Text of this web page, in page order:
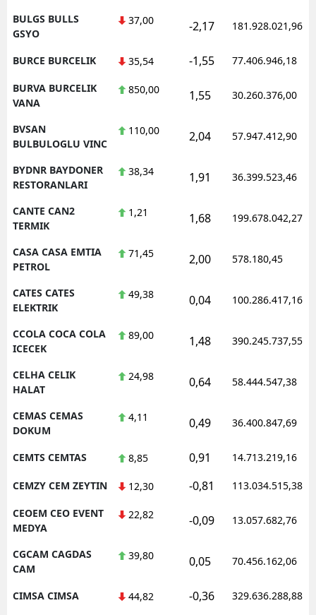
BULGS BULLS
GSYO
37,00 -2,17 181.928.021,96
BURCE BURCELIK 35,54 -1,55 77.406.946,18
BURVA BURCELIK
VANA
850,00 1,55 30.260.376,00
BVSAN
BULBULOGLU VINC
110,00 2,04 57.947.412,90
BYDNR BAYDONER
RESTORANLARI
38,34 1,91 36.399.523,46
CANTE CAN2
TERMIK
1,21 1,68 199.678.042,27
CASA CASA EMTIA
PETROL
71,45 2,00 578.180,45
CATES CATES
ELEKTRIK
49,38 0,04 100.286.417,16
CCOLA COCA COLA
ICECEK
89,00 1,48 390.245.737,55
CELHA CELIK
HALAT
24,98 0,64 58.444.547,38
CEMAS CEMAS
DOKUM
4,11 0,49 36.400.847,69
CEMTS CEMTAS 8,85 0,91 14.713.219,16
CEMZY CEM ZEYTIN 12,30 -0,81 113.034.515,38
CEOEM CEO EVENT
MEDYA
22,82 -0,09 13.057.682,76
CGCAM CAGDAS
CAM
39,80 0,05 70.456.162,06
CIMSA CIMSA 44,82 -0,36 329.636.288,88